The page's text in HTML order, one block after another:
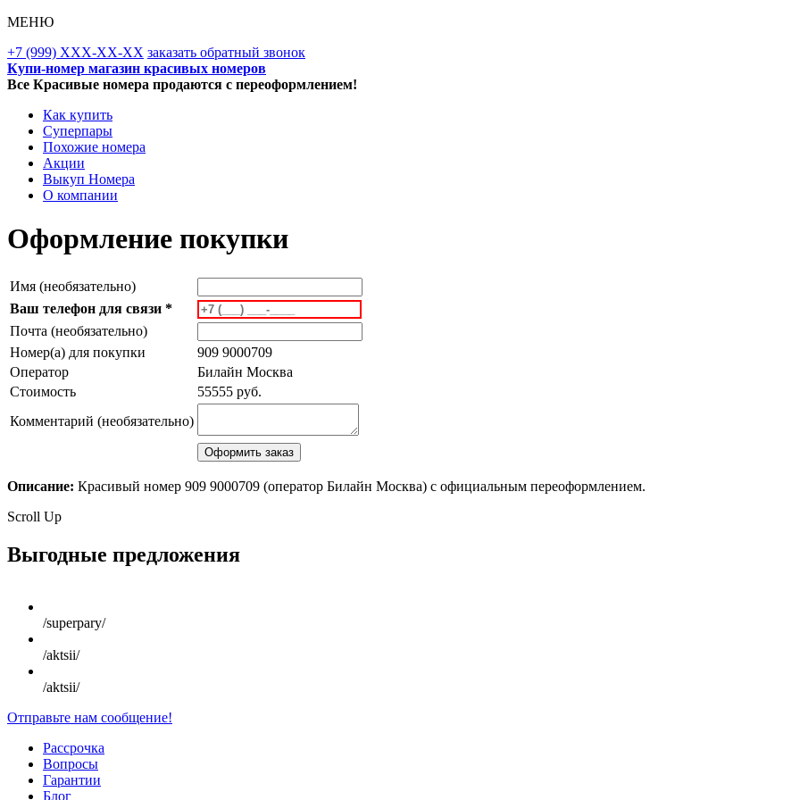
МЕНЮ
+7 (999) XXX-XX-XX заказать обратный звонок
Купи-номер магазин красивых номеров
Все Красивые номера продаются с переоформлением!
Как купить
Суперпары
Похожие номера
Акции
Выкуп Номера
О компании
Оформление покупки
Имя (необязательно)
Ваш телефон для связи *
Почта (необязательно)
Номер(а) для покупки
909 9000709
Оператор
Билайн Москва
Стоимость
55555 руб.
Комментарий (необязательно)
Описание: Красивый номер 909 9000709 (оператор Билайн Москва) с официальным переоформлением.
Scroll Up
Выгодные предложения
/superpary/
/aktsii/
/aktsii/
Отправьте нам сообщение!
Рассрочка
Вопросы
Гарантии
Блог